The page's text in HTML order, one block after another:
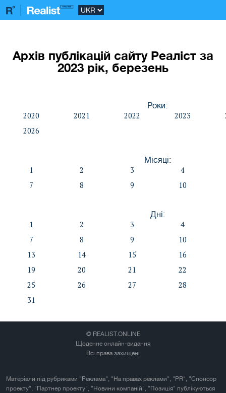
Архів публікацій сайту Реаліст за
2023 рік, березень
Роки:
2020 2021 2022 2023
2026
Місяці:
1 2 3
4
7
8 9 10
Дні:
1 2 3
4
7
8 9
10
13
14 15
16
19
20 21
22
25
26 27
28
31
© REALIST.ONLINE
Щоденне онлайн-видання
Всі права захищені
Матеріали під рубриками "Реклама", "На правах реклами", "PR", "Спонсор
проекту", "Партнер проекту", "Новини компаній", "Позиція" публікуються